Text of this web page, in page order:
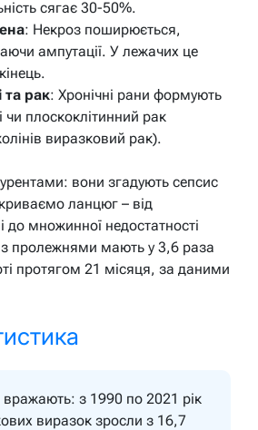
сягає 30-50%.
: Некроз поширюється,
ампутації. У лежачих це
та рак: Хронічні рани формують
чи плоскоклітинний рак
виразковий рак).
вони згадують сепсис
ланцюг – від
до множинної недостатності
з пролежнями мають у 3,6 раза
протягом 21 місяця, за даними
вражають: з 1990 по 2021 рік
виразок зросли з 16,7